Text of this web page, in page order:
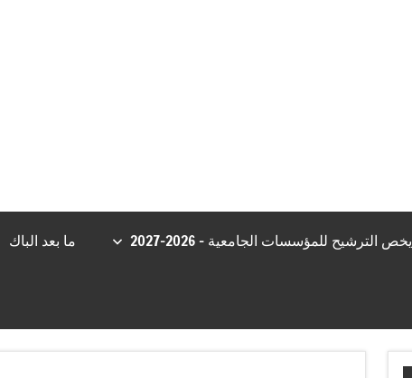
يخص الترشيح للمؤسسات الجامعية – 2026-2027 ما بعد الباك